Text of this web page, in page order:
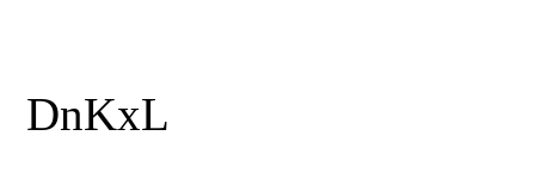
DnKxL